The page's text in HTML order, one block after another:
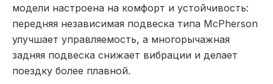
модели настроена на комфорт и устойчивость:
передняя независимая подвеска типа McPherson
улучшает управляемость, а многорычажная
задняя подвеска снижает вибрации и делает
поездку более плавной.